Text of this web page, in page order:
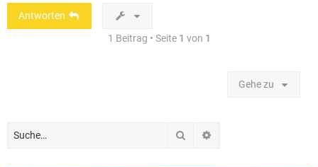
Antworten
1 Beitrag • Seite 1 von 1
Gehe zu
Suche